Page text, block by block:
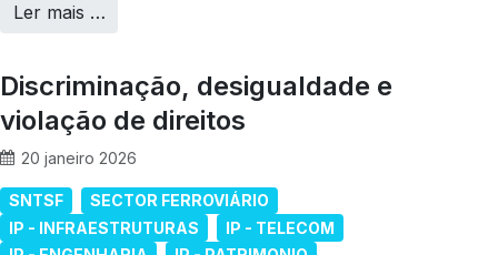
Ler mais …
Discriminação, desigualdade e
violação de direitos
20 janeiro 2026
SNTSF
SECTOR FERROVIÁRIO
IP - INFRAESTRUTURAS
IP - TELECOM